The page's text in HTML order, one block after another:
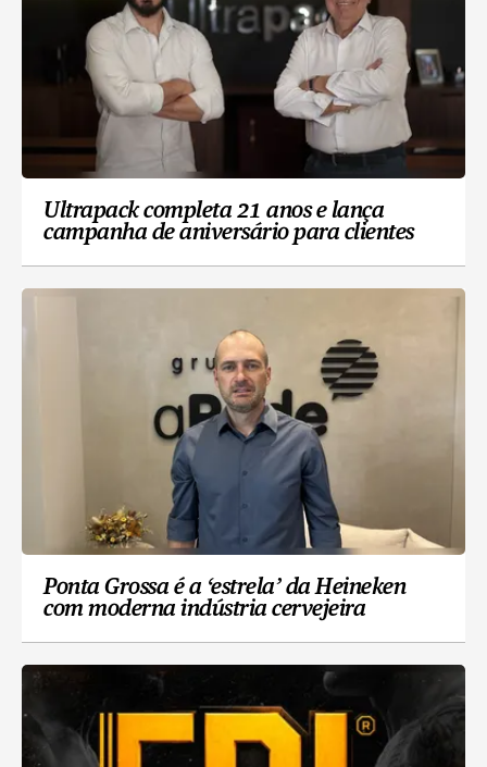
Ultrapack completa 21 anos e lança
campanha de aniversário para clientes
Ponta Grossa é a ‘estrela’ da Heineken
com moderna indústria cervejeira